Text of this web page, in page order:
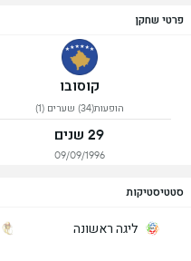
פרטי שחקן
קוסובו
הופעות(34) שערים (1)
29 שנים
09/09/1996
סטטיסטיקות
ליגה ראשונה